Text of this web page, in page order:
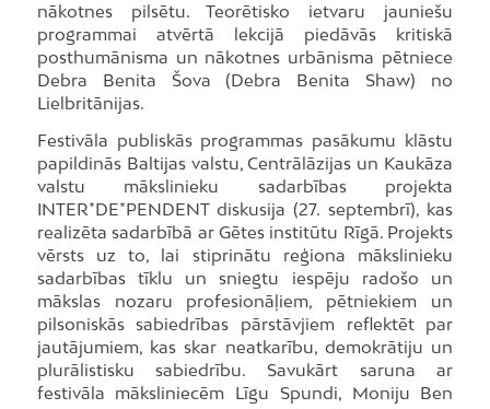
nākotnes pilsētu. Teorētisko ietvaru jauniešu
programmai atvērtā lekcijā piedāvās kritiskā
posthumānisma un nākotnes urbānisma pētniece
Debra Benita Šova (Debra Benita Shaw) no
Lielbritānijas.
Festivāla publiskās programmas pasākumu klāstu
papildinās Baltijas valstu, Centrālāzijas un Kaukāza
valstu mākslinieku sadarbības projekta
INTER*DE*PENDENT diskusija (27. septembrī), kas
realizēta sadarbībā ar Gētes institūtu Rīgā. Projekts
vērsts uz to, lai stiprinātu reģiona mākslinieku
sadarbības tīklu un sniegtu iespēju radošo un
mākslas nozaru profesionāļiem, pētniekiem un
pilsoniskās sabiedrības pārstāvjiem reflektēt par
jautājumiem, kas skar neatkarību, demokrātiju un
plurālistisku sabiedrību. Savukārt saruna ar
festivāla māksliniecēm Līgu Spundi, Moniju Ben